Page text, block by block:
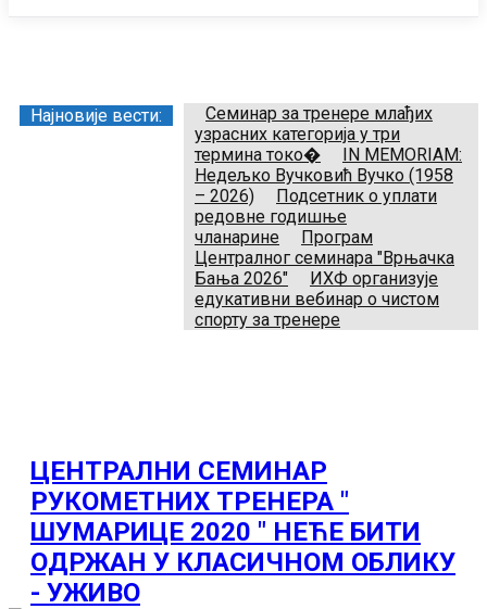
Најновије вести:
Семинар за тренере млађих
узрасних категорија у три
термина токо�
IN MEMORIAM:
Недељко Вучковић Вучко (1958
– 2026)
Подсетник о уплати
редовне годишње
чланарине
Програм
Централног семинара "Врњачка
Бања 2026"
ИХФ организује
едукативни вебинар о чистом
спорту за тренере
ЦЕНТРАЛНИ СЕМИНАР
РУКОМЕТНИХ ТРЕНЕРА "
ШУМАРИЦЕ 2020 " НЕЋЕ БИТИ
ОДРЖАН У КЛАСИЧНОМ ОБЛИКУ
- УЖИВО